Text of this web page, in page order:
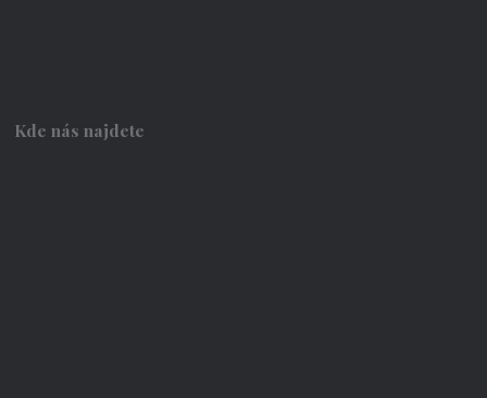
Kde nás najdete